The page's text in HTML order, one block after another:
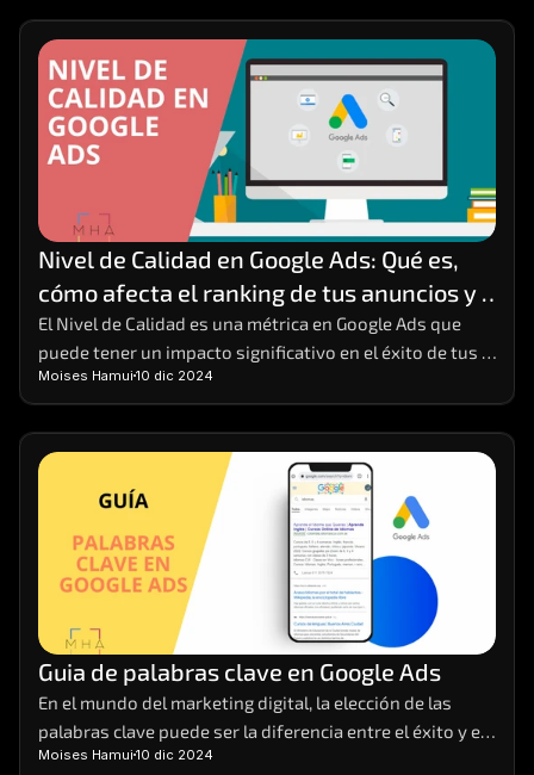
Nivel de Calidad en Google Ads: Qué es,
cómo afecta el ranking de tus anuncios y
cómo mejorarlo
El Nivel de Calidad es una métrica en Google Ads que
puede tener un impacto significativo en el éxito de tus
Moises Hamui 10 dic 2024
Guia de palabras clave en Google Ads
En el mundo del marketing digital, la elección de las
palabras clave puede ser la diferencia entre el éxito y el
fracaso de una campaña. Imagina tener el poder de
Moises Hamui 10 dic 2024